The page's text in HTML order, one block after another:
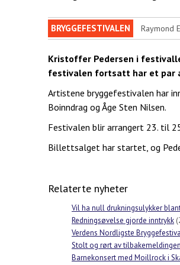
BRYGGEFESTIVALEN Raymond
Kristoffer Pedersen i
festivalen fortsatt har et par
Artistene bryggefestivalen har
Boinndrag og Åge Sten Nilsen.
Festivalen blir arrangert 23. til
Billettsalget har startet, og
Relaterte nyheter
Vil ha null drukningsulykker
Redningsøvelse gjorde inntrykk
Verdens Nordligste
Stolt og rørt av
Barnekonsert med Moillrock i